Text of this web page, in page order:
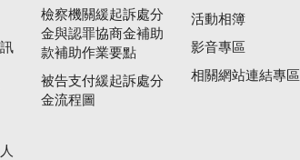
檢察機關緩起訴處分
金與認罪協商金補助
款補助作業要點
被告支付緩起訴處分
金流程圖
活動相簿
影音專區
相關網站連結專區